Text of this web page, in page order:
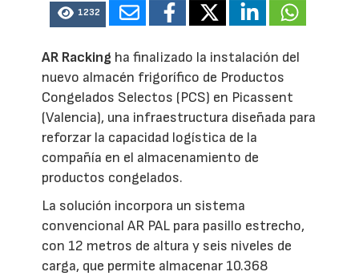
1232
AR Racking ha finalizado la instalación del
nuevo almacén frigorífico de Productos
Congelados Selectos (PCS) en Picassent
(Valencia), una infraestructura diseñada para
reforzar la capacidad logística de la
compañía en el almacenamiento de
productos congelados.
La solución incorpora un sistema
convencional AR PAL para pasillo estrecho,
con 12 metros de altura y seis niveles de
carga, que permite almacenar 10.368